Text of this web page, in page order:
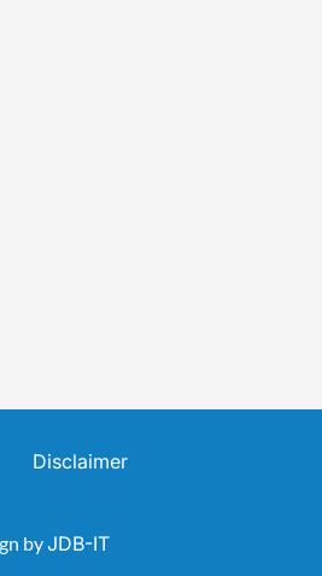
Disclaimer
byJDB-IT